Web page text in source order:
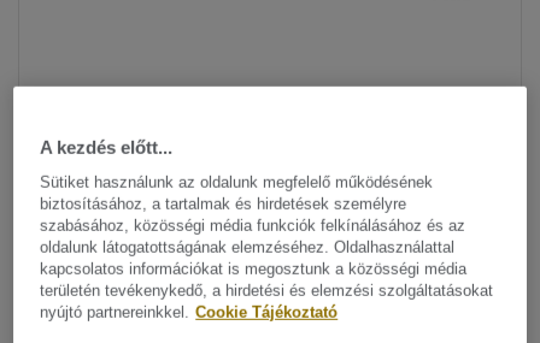
Minden dizájn megtekitése. (5)
A kezdés előtt...
Sütiket használunk az oldalunk megfelelő működésének
biztosításához, a tartalmak és hirdetések személyre
szabásához, közösségi média funkciók felkínálásához és az
oldalunk látogatottságának elemzéséhez. Oldalhasználattal
kapcsolatos információkat is megosztunk a közösségi média
területén tevékenykedő, a hirdetési és elemzési szolgáltatásokat
nyújtó partnereinkkel. Cookie Tájékoztató